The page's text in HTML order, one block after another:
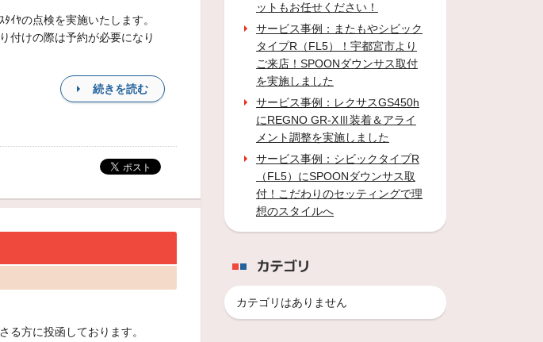
ｲﾔの点検を実施いたします。
付けの際は予約が必要になり
続きを読む
る方に投函しております。
ットもお任せください！
サービス事例：またもやシビック
タイプR（FL5）！宇都宮市より
ご来店！SPOONダウンサス取付
を実施しました
サービス事例：レクサスGS450h
にREGNO GR-XⅢ装着＆アライ
メント調整を実施しました
サービス事例：シビックタイプR
（FL5）にSPOONダウンサス取
付！こだわりのセッティングで理
想のスタイルへ
カテゴリ
カテゴリはありません